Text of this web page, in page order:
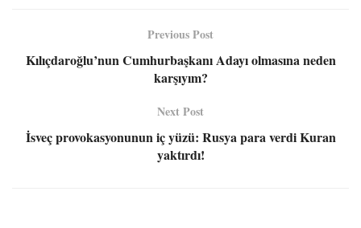
Previous Post
Kılıçdaroğlu’nun Cumhurbaşkanı Adayı olmasına neden
karşıyım?
Next Post
İsveç provokasyonunun iç yüzü: Rusya para verdi Kuran
yaktırdı!